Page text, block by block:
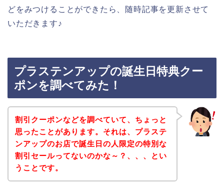
どをみつけることができたら、随時記事を更新させて
いただきます♪
プラステンアップの誕生日特典クー
ポンを調べてみた！
割引クーポンなどを調べていて、ちょっと
思ったことがあります。それは、プラステ
ンアップのお店で誕生日の人限定の特別な
割引セールってないのかな～？、、、とい
うことです。